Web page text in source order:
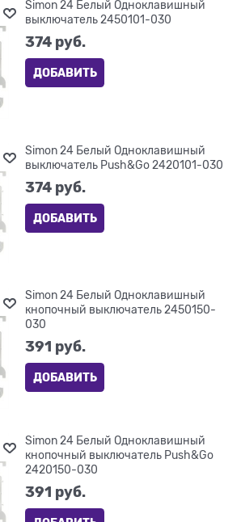
Simon 24 Белый Одноклавишный
выключатель 2450101-030
374 руб.
ДОБАВИТЬ
Simon 24 Белый Одноклавишный
выключатель Push&Go 2420101-030
374 руб.
ДОБАВИТЬ
Simon 24 Белый Одноклавишный
кнопочный выключатель 2450150-
030
391 руб.
ДОБАВИТЬ
Simon 24 Белый Одноклавишный
кнопочный выключатель Push&Go
2420150-030
391 руб.